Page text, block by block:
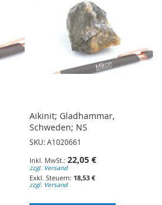
Aikinit; Gladhammar,
Schweden; NS
SKU: A1020661
22,05 €
zzgl. Versand
18,53 €
zzgl. Versand